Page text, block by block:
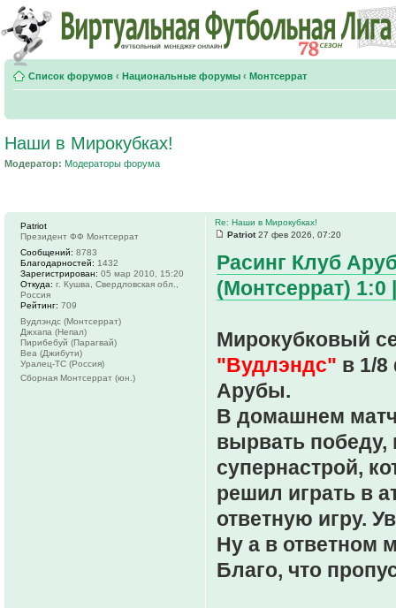
Список форумов ‹ Национальные форумы ‹ Монтсеррат
Наши в Мирокубках!
Модератор: Модераторы форума
Re: Наши в Мирокубках!
Patriot27 фев 2026, 07:20
Расинг Клуб
(Монтсеррат) 1:0
Мирокубковый
"Вудлэндс" в 1/
Арубы.
В домашнем
вырвать победу,
супернастрой,
решил играть в
ответную игру.
Ну а в ответном
Благо, что
Patriot
Президент ФФ Монтсеррат
Сообщений: 8783
Благодарностей: 1432
Зарегистрирован: 05 мар 2010, 15:20
Откуда: г. Кушва, Свердловская обл.,
Россия
Рейтинг: 709
Вудлэндс (Монтсеррат)
Джхапа (Непал)
Пирибебуй (Парагвай)
Веа (Джибути)
Уралец-ТС (Россия)
Сборная Монтсеррат (юн.)